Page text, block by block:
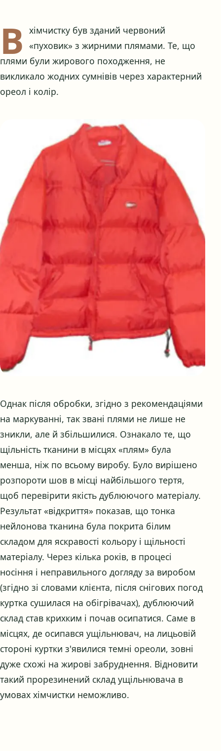
В хімчистку був зданий червоний
«пуховик» з жирними плямами. Те, що
плями були жирового походження, не
викликало жодних сумнівів через характерний
ореол і колір.
Однак після обробки, згідно з рекомендаціями
на маркуванні, так звані плями не лише не
зникли, але й збільшилися. Ознакало те, що
щільність тканини в місцях «плям» була
менша, ніж по всьому виробу. Було вирішено
розпороти шов в місці найбільшого тертя,
щоб перевірити якість дублюючого матеріалу.
Результат «відкриття» показав, що тонка
нейлонова тканина була покрита білим
складом для яскравості кольору і щільності
матеріалу. Через кілька років, в процесі
носіння і неправильного догляду за виробом
(згідно зі словами клієнта, після снігових погод
куртка сушилася на обігрівачах), дублюючий
склад став крихким і почав осипатися. Саме в
місцях, де осипався ущільнювач, на лицьовій
стороні куртки з'явилися темні ореоли, зовні
дуже схожі на жирові забруднення. Відновити
такий прорезинений склад ущільнювача в
умовах хімчистки неможливо.